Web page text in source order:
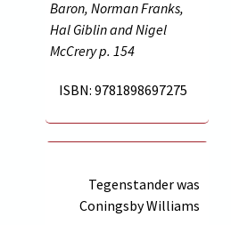
Baron, Norman Franks,
Hal Giblin and Nigel
McCrery p. 154
ISBN: 9781898697275
Tegenstander was
Coningsby Williams